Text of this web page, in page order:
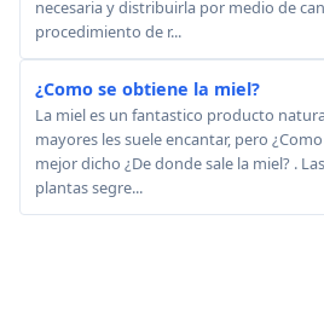
necesaria y distribuirla por medio de
procedimiento de r...
¿Como se obtiene la miel?
La miel es un fantastico producto
mayores les suele encantar, pero
mejor dicho ¿De donde sale la miel? .
plantas segre...